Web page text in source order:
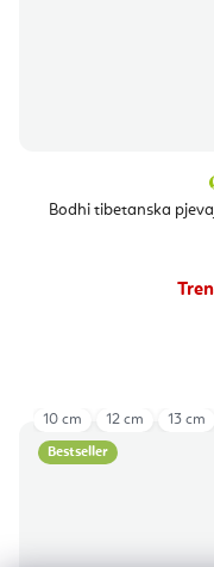
Bodhi tibetanska
Bestseller
10 cm 12 cm 13 cm